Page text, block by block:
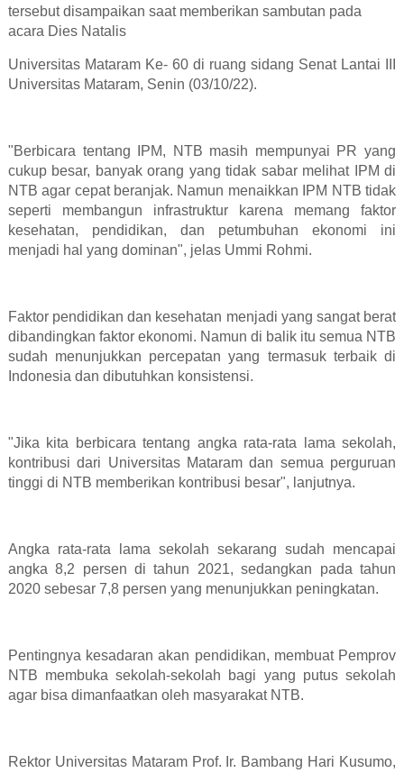
tersebut disampaikan saat memberikan sambutan pada
acara Dies Natalis
Universitas Mataram Ke- 60 di ruang sidang Senat Lantai III
Universitas Mataram, Senin (03/10/22).
"Berbicara tentang IPM, NTB masih mempunyai PR yang
cukup besar, banyak orang yang tidak sabar melihat IPM di
NTB agar cepat beranjak. Namun menaikkan IPM NTB tidak
seperti membangun infrastruktur karena memang faktor
kesehatan, pendidikan, dan petumbuhan ekonomi ini
menjadi hal yang dominan", jelas Ummi Rohmi.
Faktor pendidikan dan kesehatan menjadi yang sangat berat
dibandingkan faktor ekonomi. Namun di balik itu semua NTB
sudah menunjukkan percepatan yang termasuk terbaik di
Indonesia dan dibutuhkan konsistensi.
"Jika kita berbicara tentang angka rata-rata lama sekolah,
kontribusi dari Universitas Mataram dan semua perguruan
tinggi di NTB memberikan kontribusi besar", lanjutnya.
Angka rata-rata lama sekolah sekarang sudah mencapai
angka 8,2 persen di tahun 2021, sedangkan pada tahun
2020 sebesar 7,8 persen yang menunjukkan peningkatan.
Pentingnya kesadaran akan pendidikan, membuat Pemprov
NTB membuka sekolah-sekolah bagi yang putus sekolah
agar bisa dimanfaatkan oleh masyarakat NTB.
Rektor Universitas Mataram Prof. Ir. Bambang Hari Kusumo,